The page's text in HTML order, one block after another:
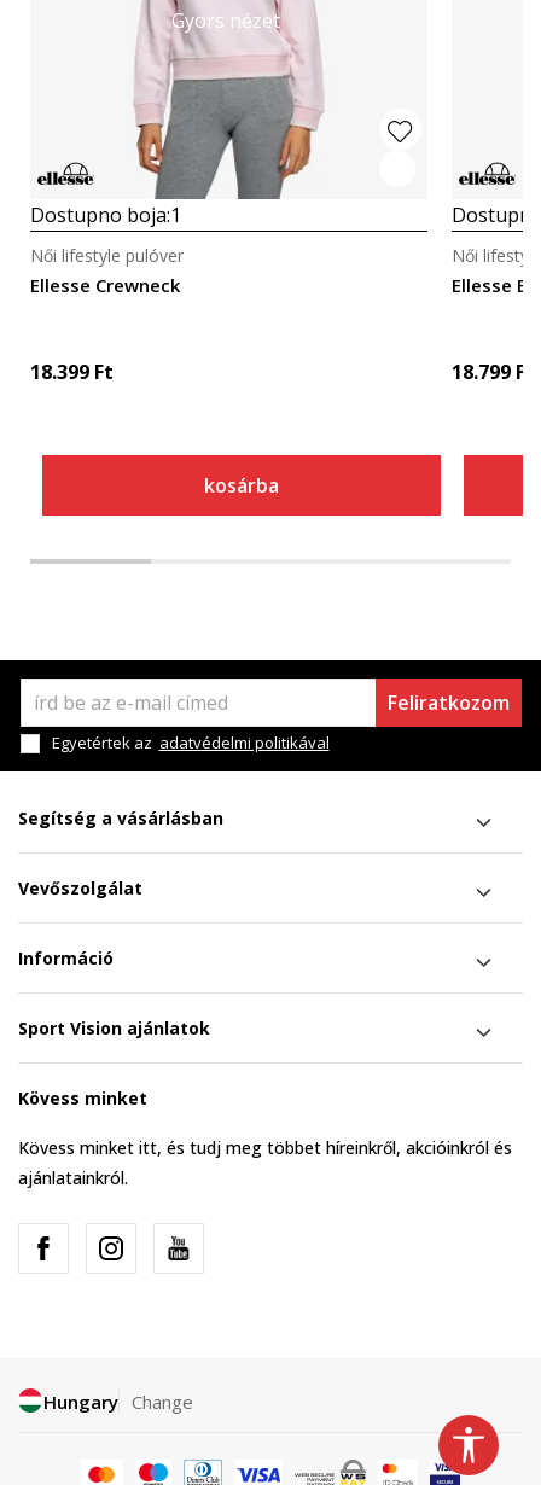
Gyors nézet
Dostupno boja:1
Ellesse Crewneck
Női lifestyle pulóver
18.399 Ft
kosárba
Ellesse
Női
18.799 Ft
Feliratkozom
Egyetértek az adatvédelmi politikával
Segítség a vásárlásban
Vevőszolgálat
Információ
Sport Vision ajánlatok
Kövess minket
Kövess minket itt, és tudj meg többet híreinkről, akcióinkról és
ajánlatainkról.
Hungary Change